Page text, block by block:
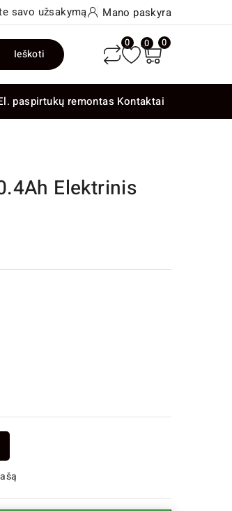
savo užsakymą Mano paskyra
Ieškoti
0 0 0
paspirtukų remontas Kontaktai
Elektrinis